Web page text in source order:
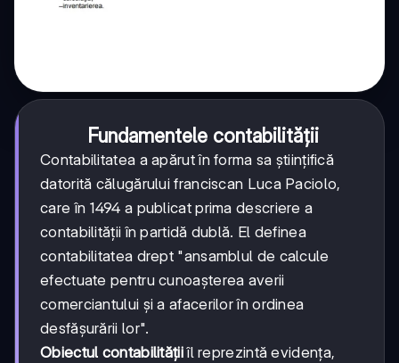
Fundamentele contabilității
Contabilitatea a apărut în forma sa științifică
datorită călugărului franciscan Luca Paciolo,
care în 1494 a publicat prima descriere a
contabilității în partidă dublă. El definea
contabilitatea drept "ansamblul de calcule
efectuate pentru cunoașterea averii
comerciantului și a afacerilor în ordinea
desfășurării lor".
Obiectul contabilitățiiîl reprezintă evidența,